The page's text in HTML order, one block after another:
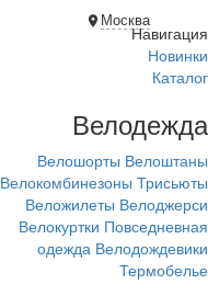
Москва
Навигация
Новинки
Каталог
Велодежда
Велошорты Велоштаны
Велокомбинезоны Трисьюты
Веложилеты Велоджерси
Велокуртки Повседневная
одежда Велодождевики
Термобелье